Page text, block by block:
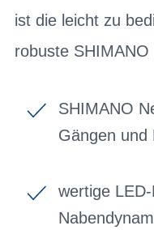
ist die leicht zu
robuste
SHIMANO
Gängen und
wertige